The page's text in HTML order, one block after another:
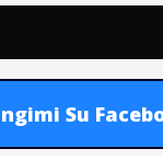
Su